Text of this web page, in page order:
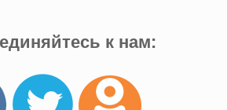
к нам: